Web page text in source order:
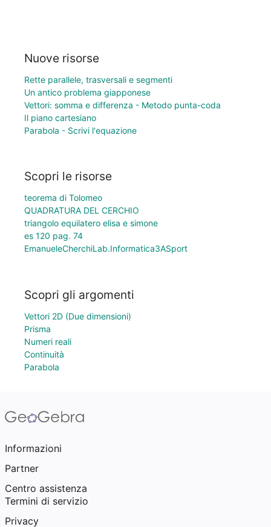
Nuove risorse
Rette parallele, trasversali e segmenti
Un antico problema giapponese
Vettori: somma e differenza - Metodo punta-coda
Il piano cartesiano
Parabola - Scrivi l'equazione
Scopri le risorse
teorema di Tolomeo
QUADRATURA DEL CERCHIO
triangolo equilatero elisa e simone
es 120 pag. 74
EmanueleCherchiLab.Informatica3ASport
Scopri gli argomenti
Vettori 2D (Due dimensioni)
Prisma
Numeri reali
Continuità
Parabola
Informazioni
Partner
Centro assistenza
Termini di servizio
Privacy